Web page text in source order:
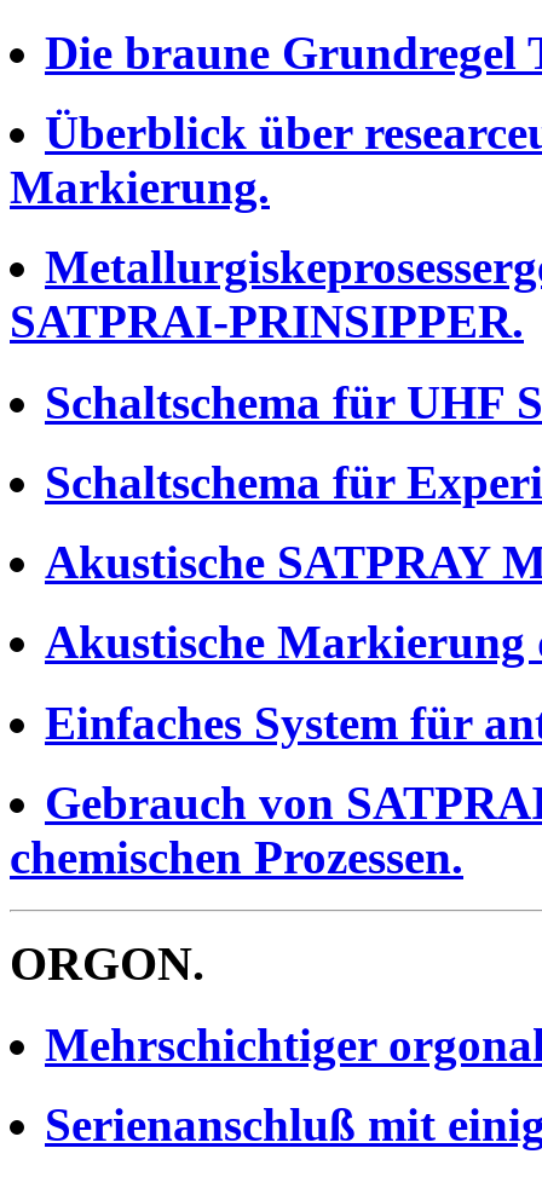
Die braune Grundregel
Überblick über
Markierung.
SATPRAI-PRINSIPPER.
Schaltschema für UHF
Schaltschema für
Akustische SATPRAY
Akustische
Einfaches System für
Gebrauch von
chemischen Prozessen.
ORGON.
Mehrschichtiger
Serienanschluß mit